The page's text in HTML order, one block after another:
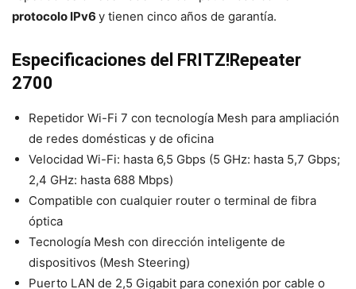
protocolo IPv6 y tienen cinco años de garantía.
Especificaciones del FRITZ!Repeater
2700
Repetidor Wi-Fi 7 con tecnología Mesh para ampliación
de redes domésticas y de oficina
Velocidad Wi-Fi: hasta 6,5 Gbps (5 GHz: hasta 5,7 Gbps;
2,4 GHz: hasta 688 Mbps)
Compatible con cualquier router o terminal de fibra
óptica
Tecnología Mesh con dirección inteligente de
dispositivos (Mesh Steering)
Puerto LAN de 2,5 Gigabit para conexión por cable o